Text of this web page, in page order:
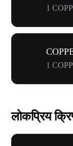
1
1
लोकप्रिय